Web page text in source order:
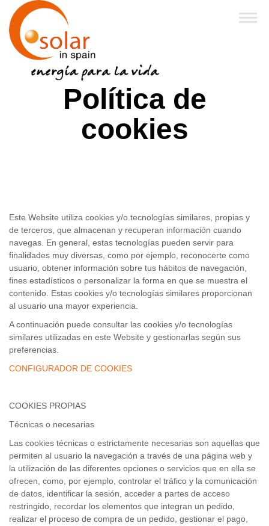
Sobre Nosotros
FAQ
Noticias
Contáctanos
Política de
cookies
Este Website utiliza cookies y/o tecnologías similares, propias y
de terceros, que almacenan y recuperan información cuando
navegas. En general, estas tecnologías pueden servir para
finalidades muy diversas, como por ejemplo, reconocerte como
usuario, obtener información sobre tus hábitos de navegación,
fines estadísticos o personalizar la forma en que se muestra el
contenido. Estas cookies y/o tecnologías similares proporcionan
al usuario una mayor experiencia.
A continuación puede consultar las cookies y/o tecnologías
similares utilizadas en este Website y gestionarlas según sus
preferencias.
CONFIGURADOR DE COOKIES
COOKIES PROPIAS
Técnicas o necesarias
Las cookies técnicas o estrictamente necesarias son aquellas que
permiten al usuario la navegación a través de una página web y
la utilización de las diferentes opciones o servicios que en ella se
ofrecen, como, por ejemplo, controlar el tráfico y la comunicación
de datos, identificar la sesión, acceder a partes de acceso
restringido, recordar los elementos que integran un pedido,
realizar el proceso de compra de un pedido, gestionar el pago,